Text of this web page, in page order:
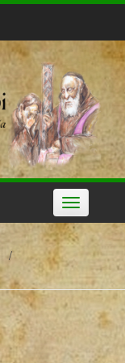
Toggle
navigation
/